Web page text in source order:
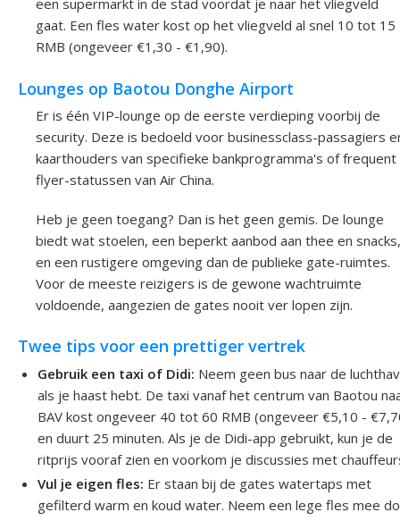
een supermarkt in de stad voordat je naar het vliegveld
gaat. Een fles water kost op het vliegveld al snel 10 tot 15
RMB (ongeveer €1,30 - €1,90).
Lounges op Baotou Donghe Airport
Er is één VIP-lounge op de eerste verdieping voorbij de
security. Deze is bedoeld voor businessclass-passagiers
kaarthouders van specifieke bankprogramma's of frequent
flyer-statussen van Air China.
Heb je geen toegang? Dan is het geen gemis. De lounge
biedt wat stoelen, een beperkt aanbod aan thee en snacks,
en een rustigere omgeving dan de publieke gate-ruimtes.
Voor de meeste reizigers is de gewone wachtruimte
voldoende, aangezien de gates nooit ver lopen zijn.
Twee tips voor een prettiger vertrek
Gebruik een taxi of Didi: Neem geen bus naar de
als je haast hebt. De taxi vanaf het centrum van Baotou
BAV kost ongeveer 40 tot 60 RMB (ongeveer €5,10 -
en duurt 25 minuten. Als je de Didi-app gebruikt, kun je de
ritprijs vooraf zien en voorkom je discussies met
Vul je eigen fles: Er staan bij de gates watertaps met
gefilterd warm en koud water. Neem een lege fles mee